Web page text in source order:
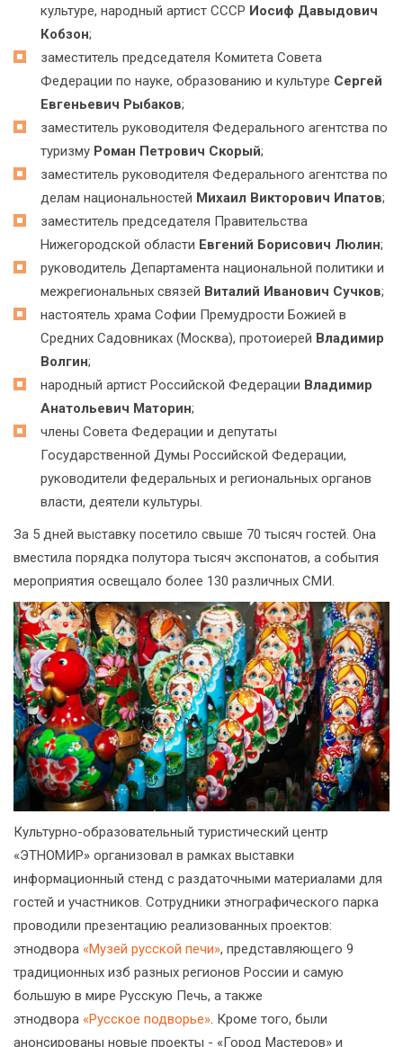
культуре, народный артист СССР Иосиф Давыдович
Кобзон;
заместитель председателя Комитета Совета
Федерации по науке, образованию и культуре Сергей
Евгеньевич Рыбаков;
заместитель руководителя Федерального агентства по
туризму Роман Петрович Скорый;
заместитель руководителя Федерального агентства по
делам национальностей Михаил Викторович Ипатов;
заместитель председателя Правительства
Нижегородской области Евгений Борисович Люлин;
руководитель Департамента национальной политики и
межрегиональных связей Виталий Иванович Сучков;
настоятель храма Софии Премудрости Божией в
Средних Садовниках (Москва), протоиерей Владимир
Волгин;
народный артист Российской Федерации Владимир
Анатольевич Маторин;
члены Совета Федерации и депутаты
Государственной Думы Российской Федерации,
руководители федеральных и региональных органов
власти, деятели культуры.
За 5 дней выставку посетило свыше 70 тысяч гостей. Она
вместила порядка полутора тысяч экспонатов, а события
мероприятия освещало более 130 различных СМИ.
Культурно-образовательный туристический центр
«ЭТНОМИР» организовал в рамках выставки
информационный стенд с раздаточными материалами для
гостей и участников. Сотрудники этнографического парка
проводили презентацию реализованных проектов:
этнодвора «Музей русской печи», представляющего 9
традиционных изб разных регионов России и самую
большую в мире Русскую Печь, а также
этнодвора «Русское подворье». Кроме того, были
анонсированы новые проекты - «Город Мастеров» и